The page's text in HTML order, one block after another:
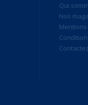
Qui
Nos